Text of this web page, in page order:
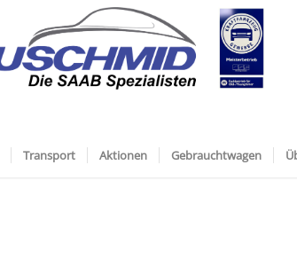
Transport Aktionen Gebrauchtwagen